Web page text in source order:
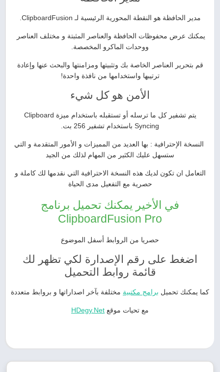
مدير الحافظة هو النقطة المحورية الرئيسية لـ ClipboardFusion.
يمكنك عرض محفوظات الحافظة والعناصر المثبتة و مختلف العناصر
ووحدات الماكرو المخصصة.
قم بتحرير العناصر الخاصة بك وتثبيتها ومزامنتها والبحث عنها وإعادة
ترتيبها واستخدامها من نافذة واحدة!
الأمن هو كل شيء
يتم تشفير كل ما ترسله أو تستقبله باستخدام ميزة Clipboard
Syncing باستخدام تشفير 256 بت.
النسخة الإحترافية : بها العديد من المميزات و الأمور المتقدمة و التي
ستسهل عليك الكثير من المهام لذلك من الجيد
التعامل ان تكون لديك هذه النسخة الاحترافية التي نقدمها لك كاملة و
حصرية مع التفعيل مدى الحياة
في الأخير يمكنك تحميل برنامج
ClipboardFusion Pro
حصريا من الروابط أسفل الموضوع
اضغط على رقم الإصدارة لكي تظهر لك
قائمة روابط التحميل
كما يمكنك تحميل برامج مكتبية مختلفة بآخر اصداراتها و بروابط متعددة
مع تحيات موقع HDegy.Net